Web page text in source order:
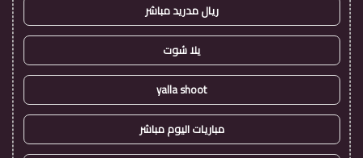
ريال مدريد مباشر
يلا شوت
yalla shoot
مباريات اليوم مباشر